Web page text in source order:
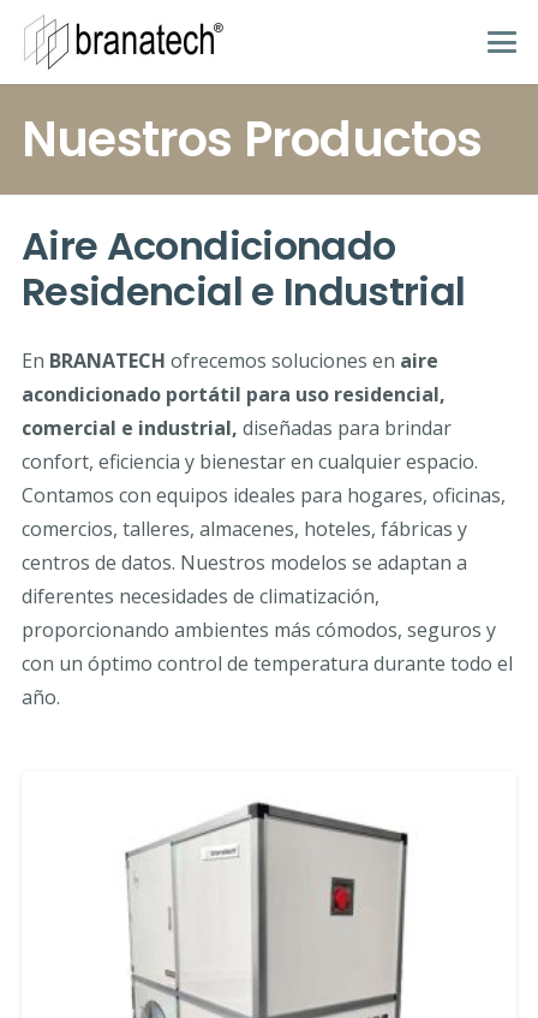
Nuestros Productos
Aire Acondicionado
Residencial e Industrial
En BRANATECH ofrecemos soluciones en aire
acondicionado portátil para uso residencial,
comercial e industrial, diseñadas para brindar
confort, eficiencia y bienestar en cualquier espacio.
Contamos con equipos ideales para hogares, oficinas,
comercios, talleres, almacenes, hoteles, fábricas y
centros de datos. Nuestros modelos se adaptan a
diferentes necesidades de climatización,
proporcionando ambientes más cómodos, seguros y
con un óptimo control de temperatura durante todo el
año.